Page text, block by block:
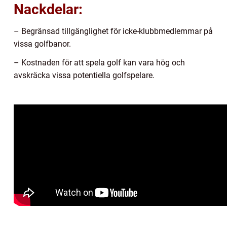
Nackdelar:
– Begränsad tillgänglighet för icke-klubbmedlemmar på
vissa golfbanor.
– Kostnaden för att spela golf kan vara hög och
avskräcka vissa potentiella golfspelare.